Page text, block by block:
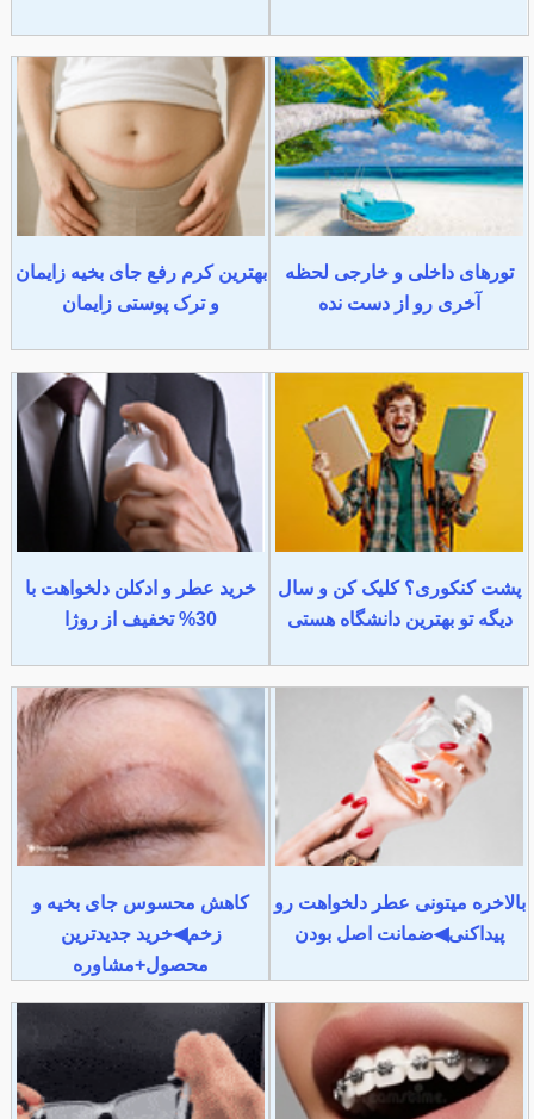
تورهای داخلی و خارجی لحظه
آخری رو از دست نده
بهترین کرم رفع جای بخیه زایمان
و ترک پوستی زایمان
پشت کنکوری؟ کلیک کن و سال
دیگه تو بهترین دانشگاه هستی
خرید عطر و ادکلن دلخواهت با
30% تخفیف از روژا
بالاخره میتونی عطر دلخواهت رو
پیداکنی◀ضمانت اصل بودن
کاهش محسوس جای بخیه و
زخم◀خرید جدیدترین
محصول+مشاوره